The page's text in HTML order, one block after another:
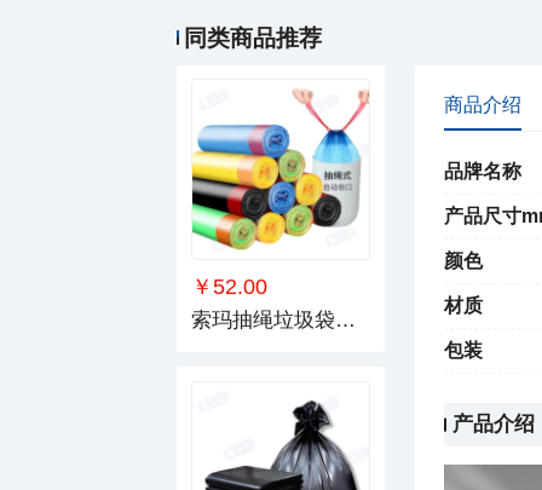
同类商品推荐
￥52.00
索玛抽绳垃圾袋长1020-1400mm
商品介绍
品牌名称
产品尺寸
颜色
材质
包装
产品介绍